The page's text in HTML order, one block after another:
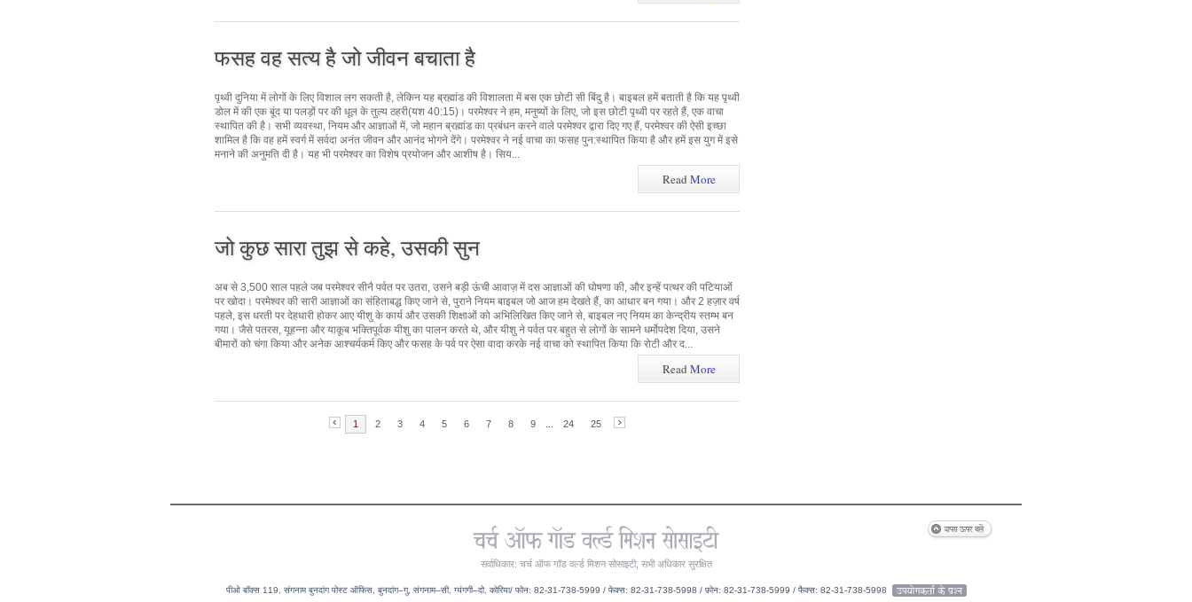
फसह वह सत्य है जो जीवन बचाता है
पृथ्वी दुनिया में लोगों के लिए विशाल लग सकती है, लेकिन यह ब्रह्मांड की विशालता में बस एक छोटी सी बिंदु है। बाइबल हमें बताती है कि यह पृथ्वी
डोल में की एक बूंद या पलड़ों पर की धूल के तुल्य ठहरी(यश 40:15)। परमेश्वर ने हम, मनुष्यों के लिए, जो इस छोटी पृथ्वी पर रहते हैं, एक वाचा
स्थापित की है। सभी व्यवस्था, नियम और आज्ञाओं में, जो महान ब्रह्मांड का प्रबंधन करने वाले परमेश्वर द्वारा दिए गए हैं, परमेश्वर की ऐसी इच्छा
शामिल है कि वह हमें स्वर्ग में सर्वदा अनंत जीवन और आनंद भोगने देंगे। परमेश्वर ने नई वाचा का फसह पुन:स्थापित किया है और हमें इस युग में इसे
मनाने की अनुमति दी है। यह भी परमेश्वर का विशेष प्रयोजन और आशीष है। सिय...
ReadMore
जो कुछ सारा तुझ से कहे, उसकी सुन
अब से 3,500 साल पहले जब परमेश्वर सीनै पर्वत पर उतरा, उसने बड़ी ऊंची आवाज़ में दस आज्ञाओं की घोषणा की, और इन्हें पत्थर की पटियाओं
पर खोदा। परमेश्वर की सारी आज्ञाओं का संहिताबद्ध किए जाने से, पुराने नियम बाइबल जो आज हम देखते हैं, का आधार बन गया। और 2 हज़ार वर्ष
पहले, इस धरती पर देहधारी होकर आए यीशु के कार्य और उसकी शिक्षाओं को अभिलिखित किए जाने से, बाइबल नए नियम का केन्द्रीय स्तम्भ बन
गया। जैसे पतरस, यूहन्ना और याकूब भक्तिपूर्वक यीशु का पालन करते थे, और यीशु ने पर्वत पर बहुत से लोगों के सामने धर्मोपदेश दिया, उसने
बीमारों को चंगा किया और अनेक आश्चर्यकर्म किए और फसह के पर्व पर ऐसा वादा करके नई वाचा को स्थापित किया कि रोटी और द...
ReadMore
1 2 3 4 5 6 7 8 9 24 25
सर्वाधिकार: चर्च ऑफ गॉड वर्ल्ड मिशन सोसाइटी, सभी अधिकार सुरक्षित
पीओ बॉक्स 119, संगनाम बुनदांग पोस्ट ऑफिस, बुनदांग–गु, संगनाम–सी, ग्यंगगी–दो, कोरिया/ फोन: 82-31-738-5999 / फेक्स: 82-31-738-5998 / फ़ोन: 82-31-738-5999 / फैक्स: 82-31-738-5998